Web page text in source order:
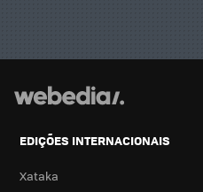
EDIÇÕES INTERNACIONAIS
Xataka